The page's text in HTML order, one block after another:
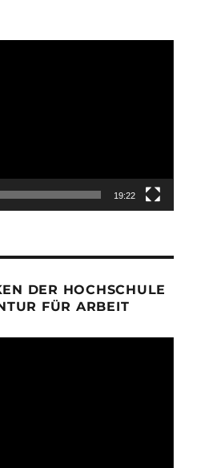
19:22
DER HOCHSCHULE
FÜR ARBEIT